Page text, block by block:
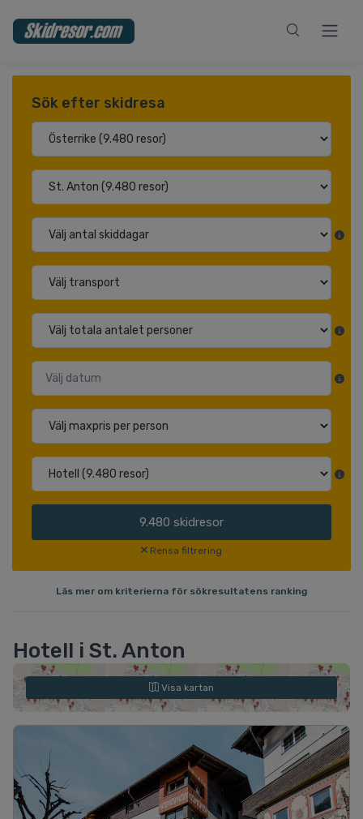
Sök efter skidresa
9.480 skidresor
Rensa filtrering
Läs mer om kriterierna för sökresultatens ranking
Hotell i St. Anton
Visa kartan